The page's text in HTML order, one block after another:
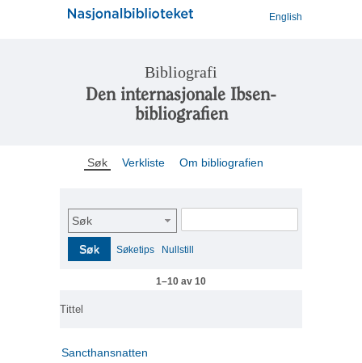
English
Bibliografi
Den internasjonale Ibsen-
bibliografien
Søk Verkliste Om bibliografien
Søk
Søk Søketips Nullstill
1–10 av 10
Tittel
Sancthansnatten